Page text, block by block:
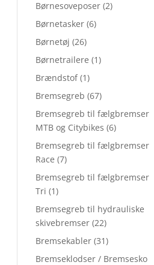
Børnesoveposer (2)
Børnetasker (6)
Børnetøj (26)
Børnetrailere (1)
Brændstof (1)
Bremsegreb (67)
Bremsegreb til fælgbremser
MTB og Citybikes (6)
Bremsegreb til fælgbremser
Race (7)
Bremsegreb til fælgbremser
Tri (1)
Bremsegreb til hydrauliske
skivebremser (22)
Bremsekabler (31)
Bremseklodser / Bremsesko